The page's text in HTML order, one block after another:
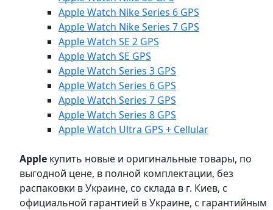
Apple Watch Nike Series 6 GPS
Apple Watch Nike Series 7 GPS
Apple Watch SE 2 GPS
Apple Watch SE GPS
Apple Watch Series 3 GPS
Apple Watch Series 6 GPS
Apple Watch Series 7 GPS
Apple Watch Series 8 GPS
Apple Watch Ultra GPS + Cellular
Apple купить новые и оригинальные товары, по
выгодной цене, в полной комплектации, без
распаковки в Украине, со склада в г. Киев, с
официальной гарантией в Украине, с гарантийным